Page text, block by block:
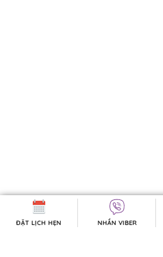
ĐẶT LỊCH HẸN NHẮN VIBER